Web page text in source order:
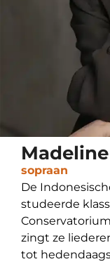
sopraan
De
studeerde
zingt ze
tot